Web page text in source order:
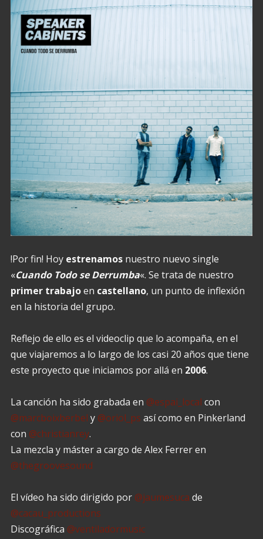
!Por fin! Hoy estrenamosnuestro nuevo single
«Cuando Todo se Derrumba«. Se trata de nuestro
primer trabajoen castellano, un punto de inflexión
en la historia del grupo.
Reflejo de ello es el videoclip que lo acompaña, en el
que viajaremos a lo largo de los casi 20 años que tiene
este proyecto que iniciamos por allá en 2006.
La canción ha sido grabada en @espai_local con
@marcboixberbel y @oriol_ps así como en Pinkerland
con @christianrey.
La mezcla y máster a cargo de Alex Ferrer en
@thegroovesound
El vídeo ha sido dirigido por @jaumesuca de
@cacau_productions
Discográfica @ventiladormusic